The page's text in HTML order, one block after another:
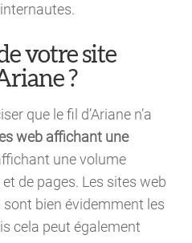
votre site
?
que le fil d’Ariane n’a
web affichant une
une volume
de pages. Les sites web
bien évidemment les
cela peut également